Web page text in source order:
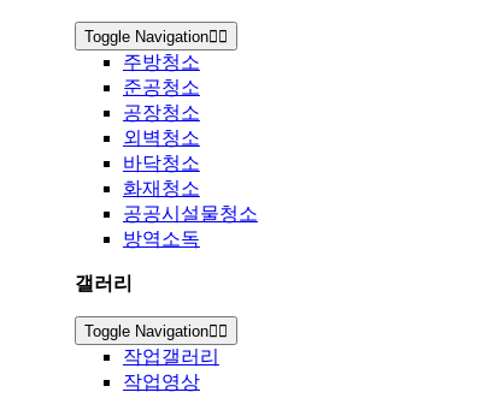
Toggle Navigation
주방청소
준공청소
공장청소
외벽청소
바닥청소
화재청소
공공시설물청소
방역소독
갤러리
Toggle Navigation
작업갤러리
작업영상